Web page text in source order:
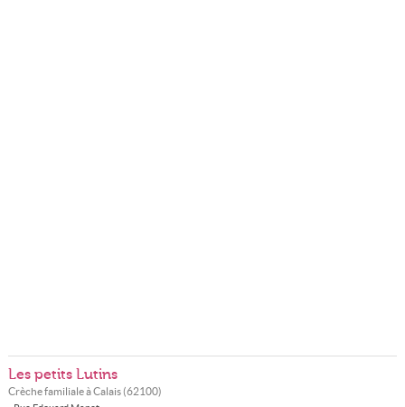
Les petits Lutins
Crèche familiale àCalais(62100)